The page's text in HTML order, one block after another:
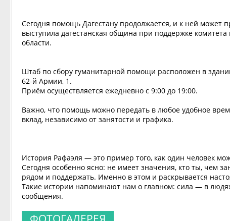
Сегодня помощь Дагестану продолжается, и к ней
выступила дагестанская община при поддержке
области.
Штаб по сбору гуманитарной помощи расположен в
62-й Армии, 1.
Приём осуществляется ежедневно с 9:00 до 19:00.
Важно, что помощь можно передать в любое удобное
вклад, независимо от занятости и графика.
История Рафаэля — это пример того, как один человек
Сегодня особенно ясно: не имеет значения, кто ты, чем
рядом и поддержать. Именно в этом и раскрывается
Такие истории напоминают нам о главном: сила — в
сообщения.